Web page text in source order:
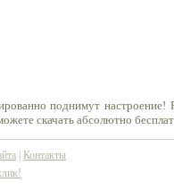
поднимут настроение!
скачать абсолютно
Контакты